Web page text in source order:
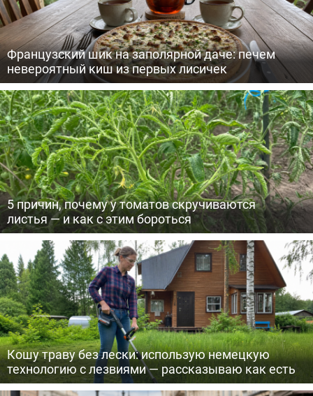
Французский шик на заполярной даче: печем
невероятный киш из первых лисичек
5 причин, почему у томатов скручиваются
листья — и как с этим бороться
Кошу траву без лески: использую немецкую
технологию с лезвиями — рассказываю как есть